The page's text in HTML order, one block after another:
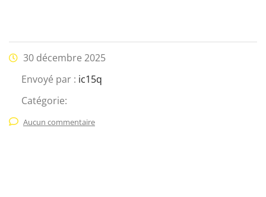
30 décembre 2025
Envoyé par : ic15q
Catégorie:
Aucun commentaire